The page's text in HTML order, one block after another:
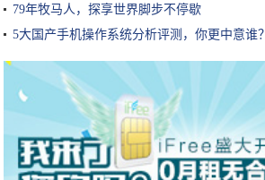
79年牧马人，探享世界脚步不停歇
5大国产手机操作系统分析评测，你更中意谁？